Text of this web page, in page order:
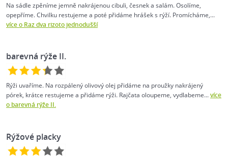
Na sádle zpěníme jemně nakrájenou cibuli, česnek a salám. Osolíme,
opepříme. Chvilku restujeme a poté přidáme hrášek s rýží. Promícháme,...
více o Raz dva rizoto jednodušší
barevná rýže II.
Rýži uvaříme. Na rozpálený olivový olej přidáme na proužky nakrájený
pórek, krátce restujeme a přidáme rýži. Rajčata oloupeme, vydlabeme...více
o barevná rýže II.
Rýžové placky